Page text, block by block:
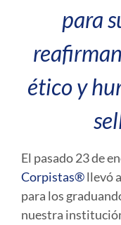
para
ético y
El pasado 23 de
Corpistas®llevó
para los
nuestra